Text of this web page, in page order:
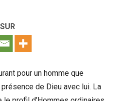
pour un homme que
de Dieu avec lui. La